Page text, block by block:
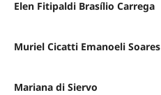
Elen Fitipaldi Brasílio Carrega
Muriel Cicatti Emanoeli Soares
Mariana di Siervo